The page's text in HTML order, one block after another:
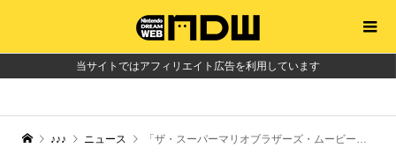
当サイトではアフィリエイト広告を利用しています
♪♪♪ ニュース 「ザ・スーパーマリオブラザーズ・ムービー」吹替版声優陣が一堂に会した公開記念舞台挨拶の模様をお届け